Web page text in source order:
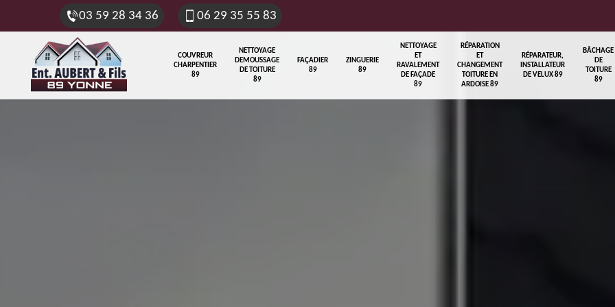
03 59 28 34 36 06 29 35 55 83
COUVREUR
CHARPENTIER
89
NETTOYAGE
DEMOUSSAGE
DE TOITURE
89
FAÇADIER
89
ZINGUERIE
89
NETTOYAGE
ET
RAVALEMENT
DE FAÇADE
89
RÉPARATION
ET
CHANGEMENT
TOITURE EN
ARDOISE 89
RÉPARATEUR,
INSTALLATEUR
DE VELUX 89
BÂCHAGE
DE
TOITURE
89